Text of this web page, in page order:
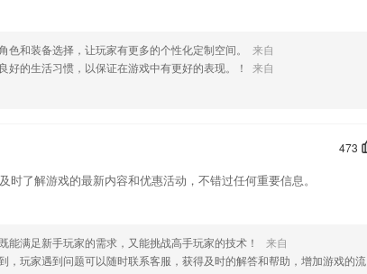
色和装备选择，让玩家有更多的个性化定制空间。
来自
好的生活习惯，以保证在游戏中有更好的表现。！
来自
473
时了解游戏的最新内容和优惠活动，不错过任何重要信息。
能满足新手玩家的需求，又能挑战高手玩家的技术！
来自
，玩家遇到问题可以随时联系客服，获得及时的解答和帮助，增加游戏的流